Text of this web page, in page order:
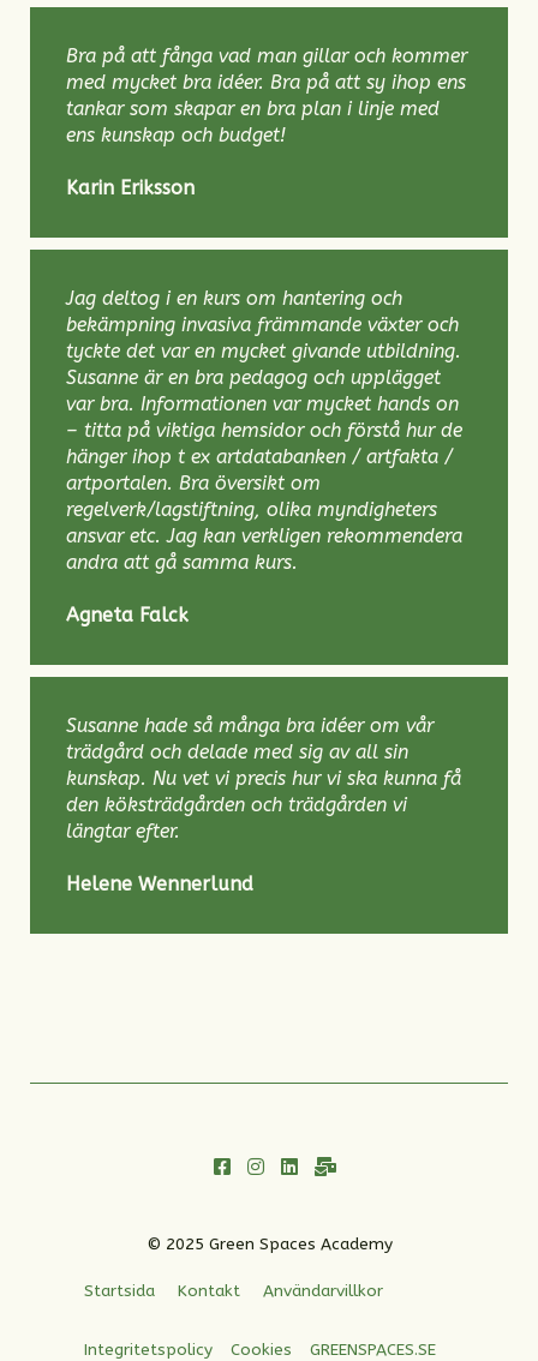
Bra på att fånga vad man gillar och kommer
med mycket bra idéer. Bra på att sy ihop ens
tankar som skapar en bra plan i linje med
ens kunskap och budget!
Karin Eriksson
Jag deltog i en kurs om hantering och
bekämpning invasiva främmande växter och
tyckte det var en mycket givande utbildning.
Susanne är en bra pedagog och upplägget
var bra. Informationen var mycket hands on
– titta på viktiga hemsidor och förstå hur de
hänger ihop t ex artdatabanken / artfakta /
artportalen. Bra översikt om
regelverk/lagstiftning, olika myndigheters
ansvar etc. Jag kan verkligen rekommendera
andra att gå samma kurs.
Agneta Falck
Susanne hade så många bra idéer om vår
trädgård och delade med sig av all sin
kunskap. Nu vet vi precis hur vi ska kunna få
den köksträdgården och trädgården vi
längtar efter.
Helene Wennerlund
© 2025 Green Spaces Academy
Startsida Kontakt Användarvillkor
Integritetspolicy Cookies GREENSPACES.SE